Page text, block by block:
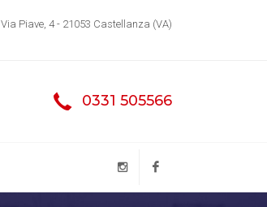
Via Piave, 4 - 21053 Castellanza (VA)
0331 505566